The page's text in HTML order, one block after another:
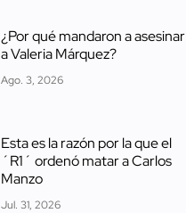
¿Por qué mandaron a asesinar
a Valeria Márquez?
Ago. 3, 2026
Esta es la razón por la que el
´R1´ ordenó matar a Carlos
Manzo
Jul. 31, 2026